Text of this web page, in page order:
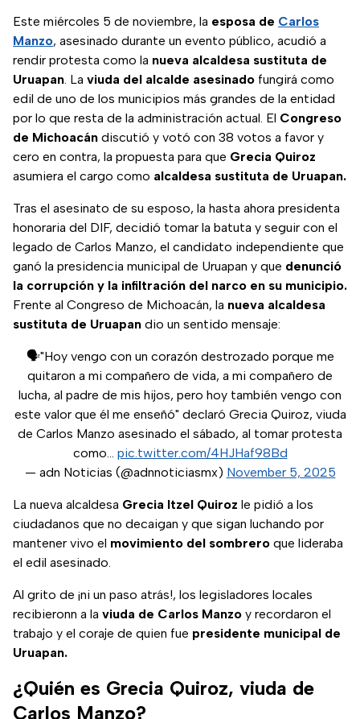
Este miércoles 5 de noviembre, la esposa de Carlos
Manzo, asesinado durante un evento público, acudió a
rendir protesta como la nueva alcaldesa sustituta de
Uruapan. La viuda del alcalde asesinado fungirá como
edil de uno de los municipios más grandes de la entidad
por lo que resta de la administración actual. El Congreso
de Michoacán discutió y votó con 38 votos a favor y
cero en contra, la propuesta para que Grecia Quiroz
asumiera el cargo como alcaldesa sustituta de Uruapan.
Tras el asesinato de su esposo, la hasta ahora presidenta
honoraria del DIF, decidió tomar la batuta y seguir con el
legado de Carlos Manzo, el candidato independiente que
ganó la presidencia municipal de Uruapan y que denunció
la corrupción y la infiltración del narco en su municipio.
Frente al Congreso de Michoacán, la nueva alcaldesa
sustituta de Uruapan dio un sentido mensaje:
🗣️"Hoy vengo con un corazón destrozado porque me
quitaron a mi compañero de vida, a mi compañero de
lucha, al padre de mis hijos, pero hoy también vengo con
este valor que él me enseñó" declaró Grecia Quiroz, viuda
de Carlos Manzo asesinado el sábado, al tomar protesta
como… pic.twitter.com/4HJHaf98Bd
— adn Noticias (@adnnoticiasmx) November 5, 2025
La nueva alcaldesa Grecia Itzel Quiroz le pidió a los
ciudadanos que no decaigan y que sigan luchando por
mantener vivo el movimiento del sombrero que lideraba
el edil asesinado.
Al grito de ¡ni un paso atrás!, los legisladores locales
recibieronn a la viuda de Carlos Manzo y recordaron el
trabajo y el coraje de quien fue presidente municipal de
Uruapan.
¿Quién es Grecia Quiroz, viuda de
Carlos Manzo?